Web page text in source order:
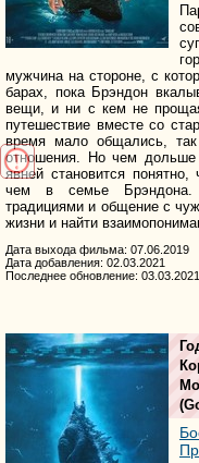
мужчина на стороне, с
барах, пока Брэндон
вещи, и ни с кем не
путешествие вместе со
время мало общались, так
отношения. Но чем
явней становится
чем в семье Брэндона.
традициями и общение с
жизни и найти
Дата выхода фильма: 07.06.2019
Дата добавления: 02.03.2021
Последнее обновление: 03.03.2021
(